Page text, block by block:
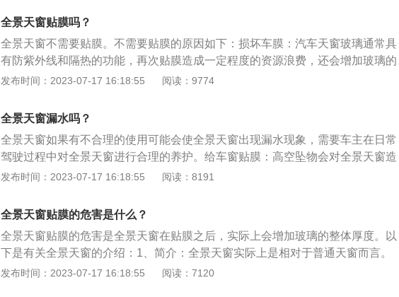
碍玻璃面板运行的障碍物。
天窗在贴膜之后会增加玻璃的整体厚度。这时候就是考验贴膜工艺的时候，如果
贴得不好，会出现明显的异响，甚至直接导致天窗卡住，这样一来对电机有很大
的损伤，所以最好是交给专业的工作人员进行贴膜。
全景天窗贴膜吗？
全景天窗不需要贴膜。不需要贴膜的原因如下：损坏车膜：汽车天窗玻璃通常具
有防紫外线和隔热的功能，再次贴膜造成一定程度的资源浪费，还会增加玻璃的
整体厚度，比较容易导致天窗卡住或打不开，甚至会损坏贴膜。作用不大：市面
积不是很大，配合天窗自带的遮阳帘，可以在炎炎夏日能够达到一定的隔热与遮
发布时间：2023-07-17 16:18:55 阅读：9774
全景天窗漏水吗？
全景天窗如果有不合理的使用可能会使全景天窗出现漏水现象，需要车主在日常
驾驶过程中对全景天窗进行合理的养护。给车窗贴膜：高空坠物会对全景天窗造
成一定破坏，建议给全景天窗贴膜，这样就算天窗受损，玻璃也不会飞溅，划伤
窗，避免时间过长造成胶条自然老化，缩短汽车天窗的使用寿命，正常使用的汽
车一般隔一个季度就需要用湿海绵清洁一次密封圈。及时清理轨道：一般天窗都
是轨道式，使用半年后，滑轨的接触面和缝隙中就会存在许多的尘土以及沙粒，
建议用棉布对滑轨进行清洁，清理干净后可以涂抹少量的润滑油。颠簸路面不要
开：如果是电动天窗，在经过颠簸路面时，最好不要全部打开，天窗全部打开
发布时间：2023-07-17 16:18:55 阅读：8191
全景天窗贴膜的危害是什么？
全景天窗贴膜的危害是全景天窗在贴膜之后，实际上会增加玻璃的整体厚度。以
下是有关全景天窗的介绍：1、简介：全景天窗实际上是相对于普通天窗而言。
2、作用：一般而言，全景天窗首先面积较大，甚至是整块玻璃的车顶，坐在车
发布时间：2023-07-17 16:18:55 阅读：7120